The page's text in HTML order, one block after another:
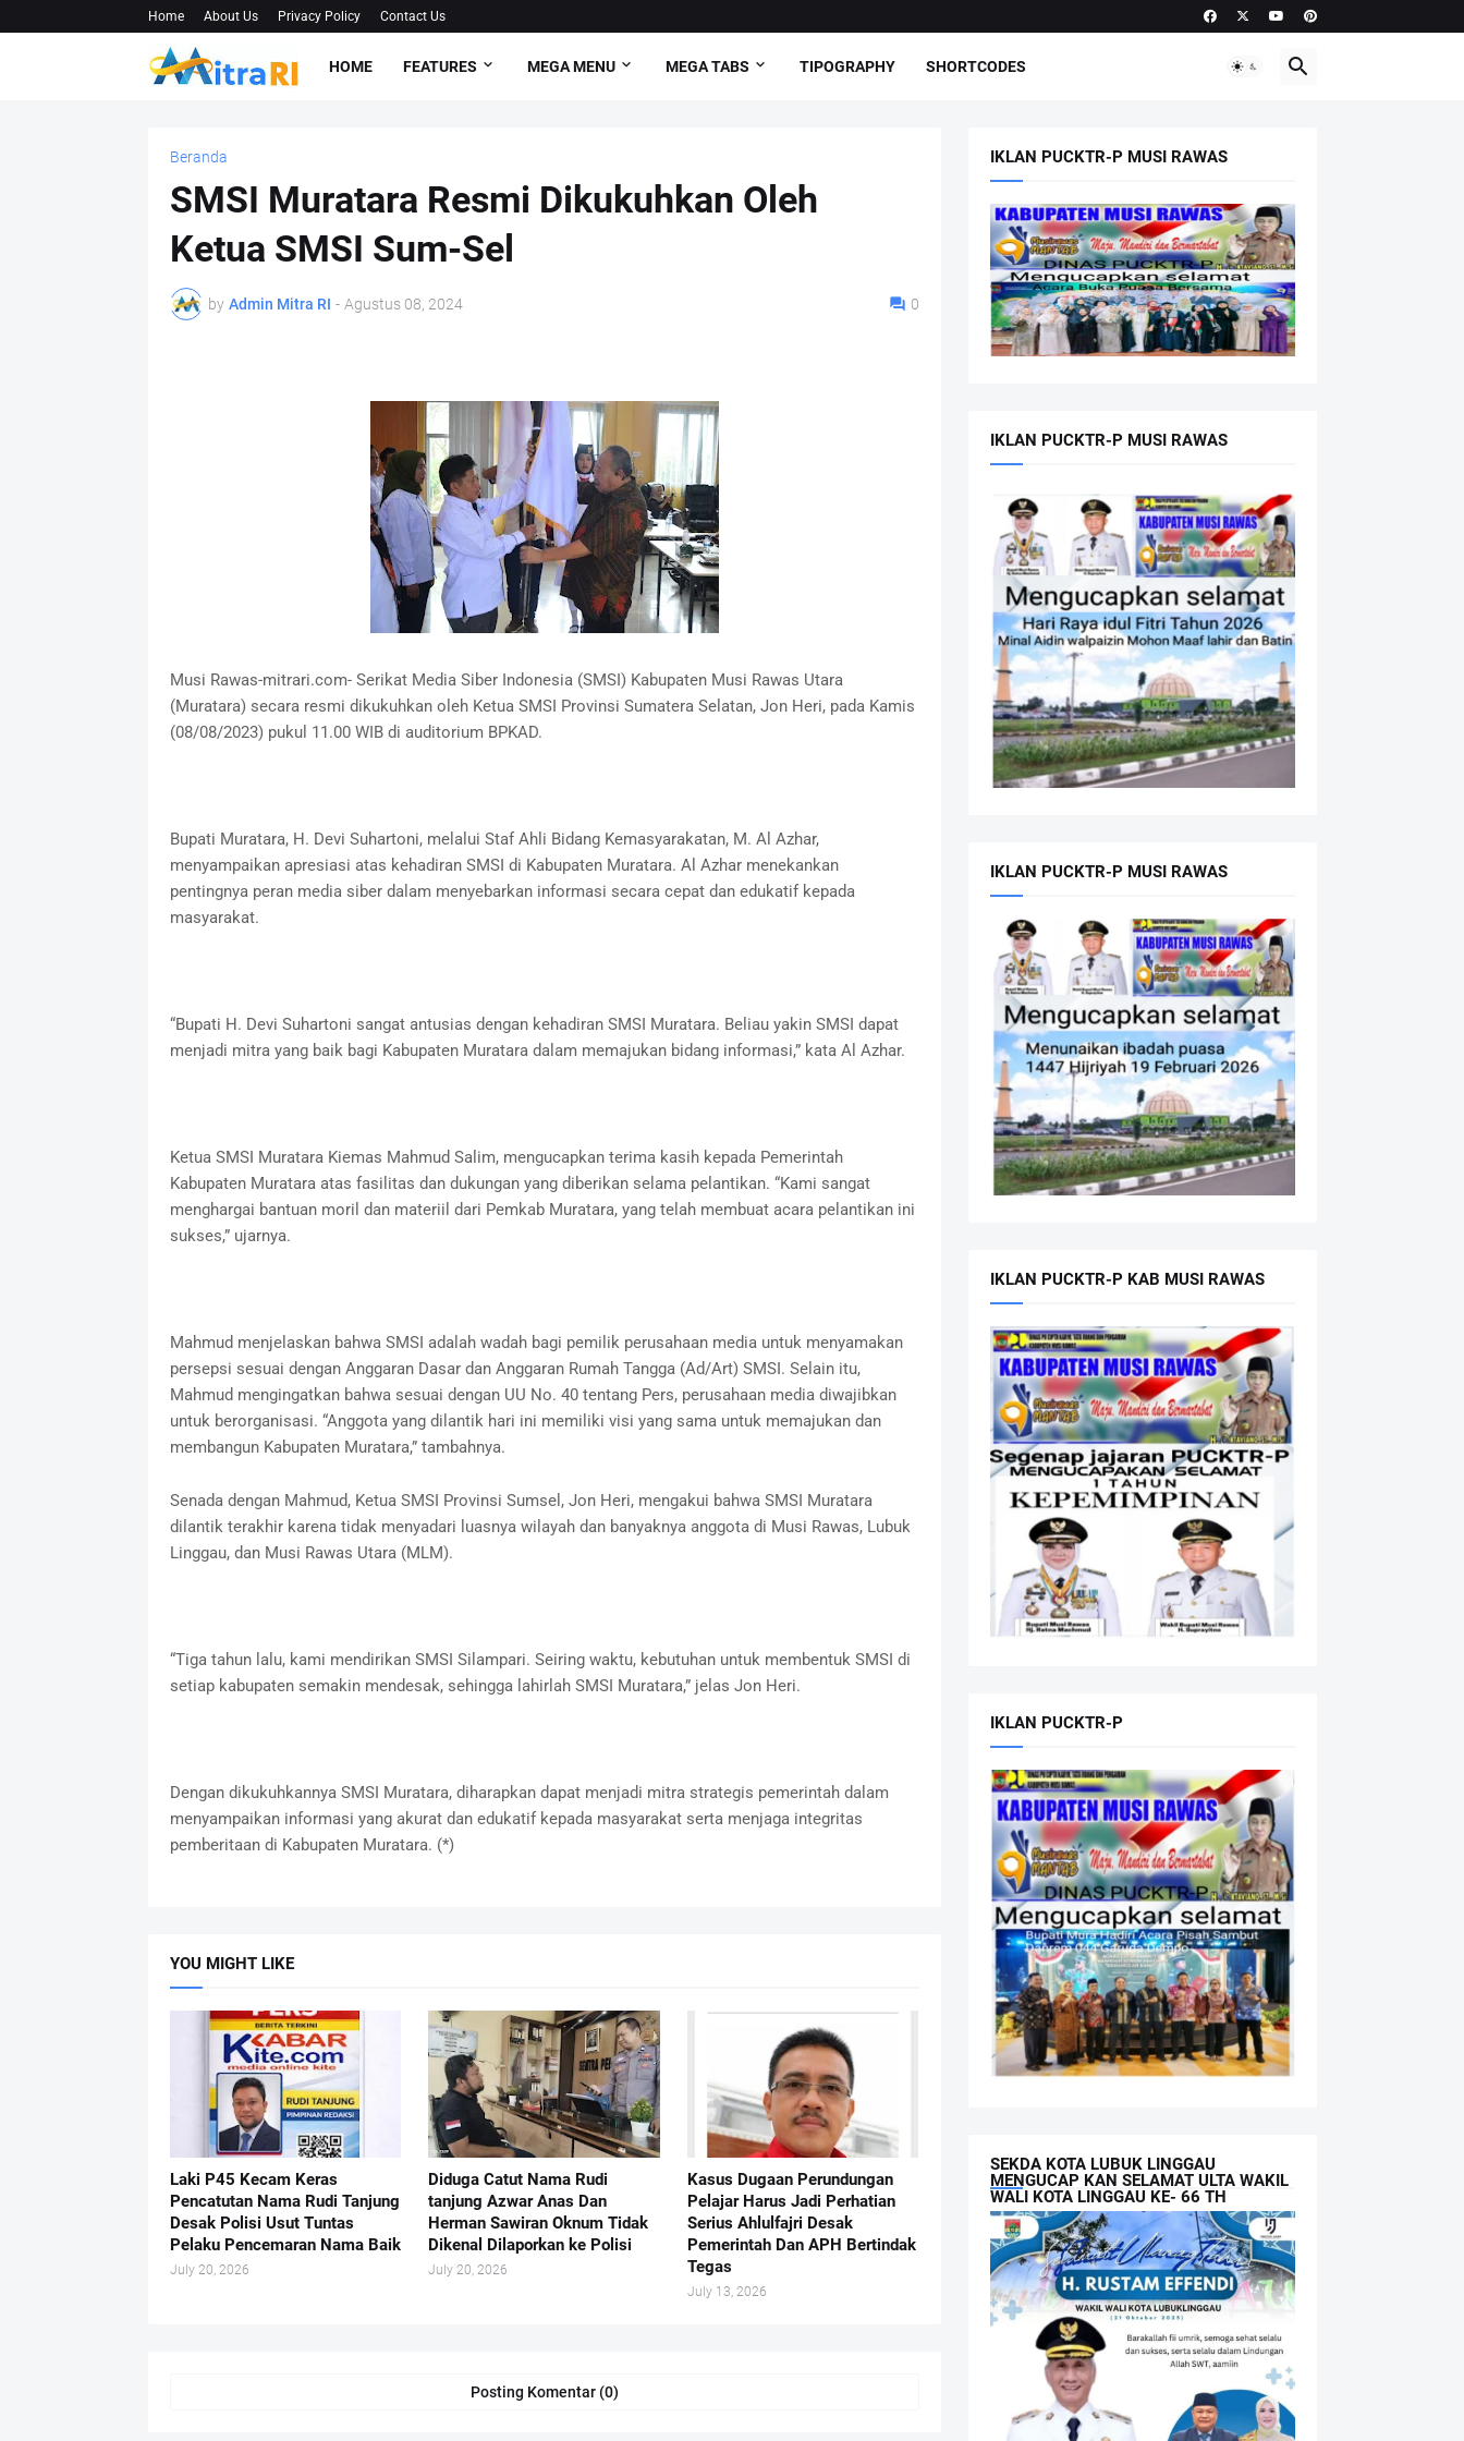
Home About Us Privacy Policy Contact Us
HOME FEATURES MEGA MENU MEGA TABS TIPOGRAPHY SHORTCODES
Beranda
SMSI Muratara Resmi Dikukuhkan Oleh
Ketua SMSI Sum-Sel
by Admin Mitra RI - Agustus 08, 2024 0
Musi Rawas-mitrari.com- Serikat Media Siber Indonesia (SMSI) Kabupaten Musi Rawas Utara
(Muratara) secara resmi dikukuhkan oleh Ketua SMSI Provinsi Sumatera Selatan, Jon Heri, pada Kamis
(08/08/2023) pukul 11.00 WIB di auditorium BPKAD.
Bupati Muratara, H. Devi Suhartoni, melalui Staf Ahli Bidang Kemasyarakatan, M. Al Azhar,
menyampaikan apresiasi atas kehadiran SMSI di Kabupaten Muratara. Al Azhar menekankan
pentingnya peran media siber dalam menyebarkan informasi secara cepat dan edukatif kepada
masyarakat.
“Bupati H. Devi Suhartoni sangat antusias dengan kehadiran SMSI Muratara. Beliau yakin SMSI dapat
menjadi mitra yang baik bagi Kabupaten Muratara dalam memajukan bidang informasi,” kata Al Azhar.
Ketua SMSI Muratara Kiemas Mahmud Salim, mengucapkan terima kasih kepada Pemerintah
Kabupaten Muratara atas fasilitas dan dukungan yang diberikan selama pelantikan. “Kami sangat
menghargai bantuan moril dan materiil dari Pemkab Muratara, yang telah membuat acara pelantikan ini
sukses,” ujarnya.
Mahmud menjelaskan bahwa SMSI adalah wadah bagi pemilik perusahaan media untuk menyamakan
persepsi sesuai dengan Anggaran Dasar dan Anggaran Rumah Tangga (Ad/Art) SMSI. Selain itu,
Mahmud mengingatkan bahwa sesuai dengan UU No. 40 tentang Pers, perusahaan media diwajibkan
untuk berorganisasi. “Anggota yang dilantik hari ini memiliki visi yang sama untuk memajukan dan
membangun Kabupaten Muratara,” tambahnya.
Senada dengan Mahmud, Ketua SMSI Provinsi Sumsel, Jon Heri, mengakui bahwa SMSI Muratara
dilantik terakhir karena tidak menyadari luasnya wilayah dan banyaknya anggota di Musi Rawas, Lubuk
Linggau, dan Musi Rawas Utara (MLM).
“Tiga tahun lalu, kami mendirikan SMSI Silampari. Seiring waktu, kebutuhan untuk membentuk SMSI di
setiap kabupaten semakin mendesak, sehingga lahirlah SMSI Muratara,” jelas Jon Heri.
Dengan dikukuhkannya SMSI Muratara, diharapkan dapat menjadi mitra strategis pemerintah dalam
menyampaikan informasi yang akurat dan edukatif kepada masyarakat serta menjaga integritas
pemberitaan di Kabupaten Muratara. (*)
YOU MIGHT LIKE
Laki P45 Kecam Keras
Pencatutan Nama Rudi Tanjung
Desak Polisi Usut Tuntas
Pelaku Pencemaran Nama Baik
July 20, 2026
Diduga Catut Nama Rudi
tanjung Azwar Anas Dan
Herman Sawiran Oknum Tidak
Dikenal Dilaporkan ke Polisi
July 20, 2026
Kasus Dugaan Perundungan
Pelajar Harus Jadi Perhatian
Serius Ahlulfajri Desak
Pemerintah Dan APH Bertindak
Tegas
July 13, 2026
Posting Komentar (0)
IKLAN PUCKTR-P MUSI RAWAS
IKLAN PUCKTR-P MUSI RAWAS
IKLAN PUCKTR-P MUSI RAWAS
IKLAN PUCKTR-P KAB MUSI RAWAS
IKLAN PUCKTR-P
SEKDA KOTA LUBUK LINGGAU
MENGUCAP KAN SELAMAT ULTA WAKIL
WALI KOTA LINGGAU KE- 66 TH